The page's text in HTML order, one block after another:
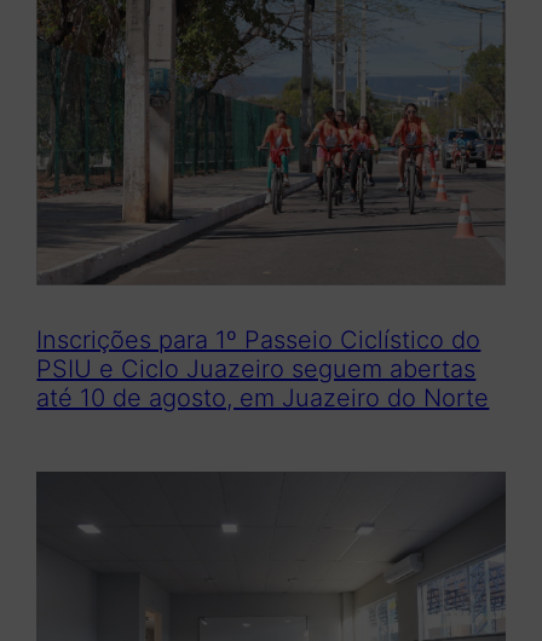
Inscrições para 1º Passeio Ciclístico do
PSIU e Ciclo Juazeiro seguem abertas
até 10 de agosto, em Juazeiro do Norte